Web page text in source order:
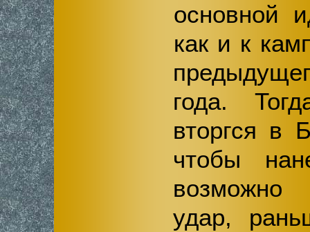
основной
как и к
года.
вторгся в
чтобы
удар,